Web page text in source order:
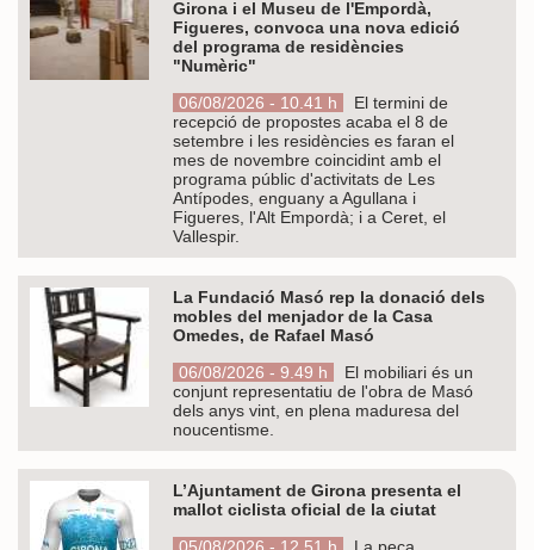
Girona i el Museu de l'Empordà,
Figueres, convoca una nova edició
del programa de residències
"Numèric"
06/08/2026 - 10.41 h
El termini de
recepció de propostes acaba el 8 de
setembre i les residències es faran el
mes de novembre coincidint amb el
programa públic d'activitats de Les
Antípodes, enguany a Agullana i
Figueres, l'Alt Empordà; i a Ceret, el
Vallespir.
La Fundació Masó rep la donació dels
mobles del menjador de la Casa
Omedes, de Rafael Masó
06/08/2026 - 9.49 h
El mobiliari és un
conjunt representatiu de l'obra de Masó
dels anys vint, en plena maduresa del
noucentisme.
L’Ajuntament de Girona presenta el
mallot ciclista oficial de la ciutat
05/08/2026 - 12.51 h
La peça,